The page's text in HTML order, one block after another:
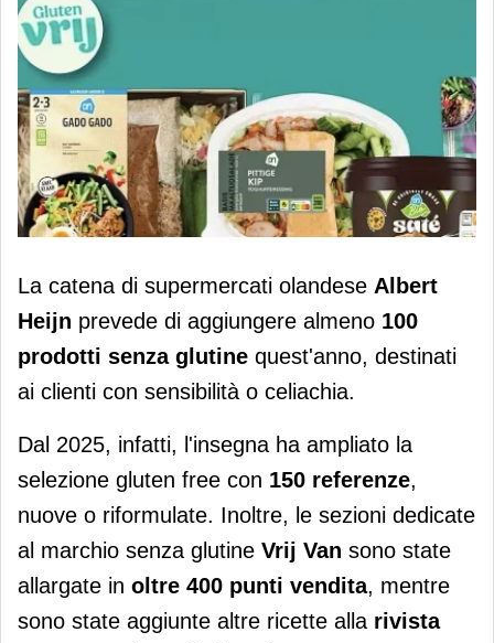
La catena olandese Albert Heijn
introduce 100 prodotti senza glutine a
marchio
La catena di supermercati olandese Albert
Heijn prevede di aggiungere almeno 100
prodotti senza glutine quest'anno, destinati
ai clienti con sensibilità o celiachia.
Dal 2025, infatti, l'insegna ha ampliato la
selezione gluten free con 150 referenze,
nuove o riformulate. Inoltre, le sezioni dedicate
al marchio senza glutine Vrij Van sono state
allargate in oltre 400 punti vendita, mentre
sono state aggiunte altre ricette alla rivista